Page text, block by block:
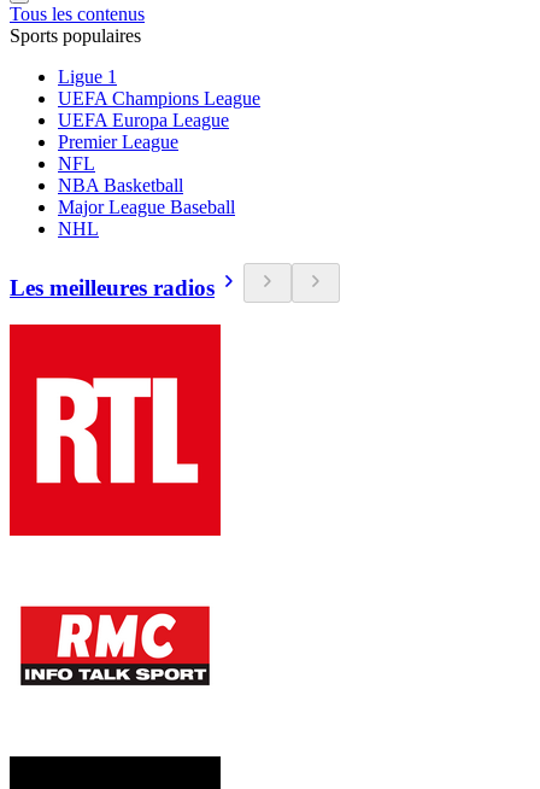
Tous les contenus
Sports populaires
Ligue 1
UEFA Champions League
UEFA Europa League
Premier League
NFL
NBA Basketball
Major League Baseball
NHL
Les meilleures radios